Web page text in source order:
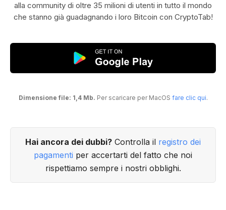
alla community di oltre 35 milioni di utenti in tutto il mondo
che stanno già guadagnando i loro Bitcoin con CryptoTab!
Dimensione file: 1,4 Mb. Per scaricare per MacOS fare clic qui.
Hai ancora dei dubbi? Controlla il registro dei
pagamenti per accertarti del fatto che noi
rispettiamo sempre i nostri obblighi.